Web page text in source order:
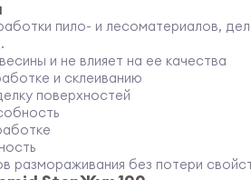
пило- и лесоматериалов,
и не влияет на ее качества
и склеиванию
поверхностей
размораживания без потери